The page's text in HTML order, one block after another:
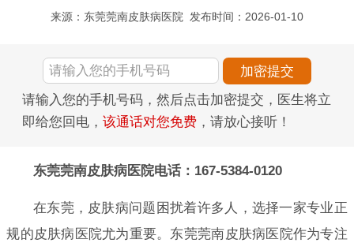
来源：东莞莞南皮肤病医院 发布时间：2026-01-10
请输入您的手机号码，然后点击加密提交，医生将立
即给您回电， 该通话对您免费 ，请放心接听！
东莞莞南皮肤病医院电话：167-5384-0120
在东莞，皮肤病问题困扰着许多人，选择一家专业正
规的皮肤病医院尤为重要。东莞莞南皮肤病医院作为专注